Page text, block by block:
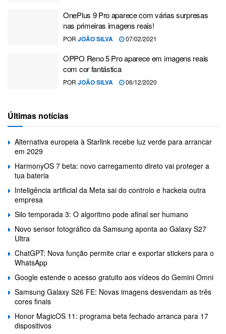
OnePlus 9 Pro aparece com várias surpresas
nas primeiras imagens reais!
POR JOÃO SILVA 07/02/2021
OPPO Reno 5 Pro aparece em imagens reais
com cor fantástica
POR JOÃO SILVA 06/12/2020
Últimas notícias
Alternativa europeia à Starlink recebe luz verde para arrancar
em 2029
HarmonyOS 7 beta: novo carregamento direto vai proteger a
tua bateria
Inteligência artificial da Meta sai do controlo e hackeia outra
empresa
Silo temporada 3: O algoritmo pode afinal ser humano
Novo sensor fotográfico da Samsung aponta ao Galaxy S27
Ultra
ChatGPT: Nova função permite criar e exportar stickers para o
WhatsApp
Google estende o acesso gratuito aos vídeos do Gemini Omni
Samsung Galaxy S26 FE: Novas imagens desvendam as três
cores finais
Honor MagicOS 11: programa beta fechado arranca para 17
dispositivos